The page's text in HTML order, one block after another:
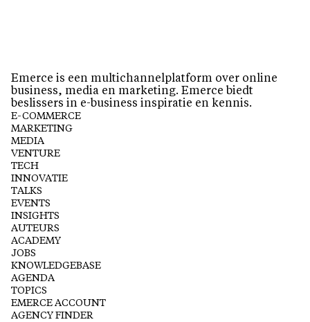
Emerce is een multichannelplatform over online
business, media en marketing. Emerce biedt
beslissers in e-business inspiratie en kennis.
E-COMMERCE
MARKETING
MEDIA
VENTURE
TECH
INNOVATIE
TALKS
EVENTS
INSIGHTS
AUTEURS
ACADEMY
JOBS
KNOWLEDGEBASE
AGENDA
TOPICS
EMERCE ACCOUNT
AGENCY FINDER